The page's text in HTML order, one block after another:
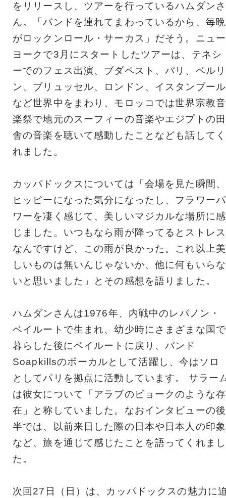
をリリースし、ツアーを行っているハムダンさ
ん。「バンドを連れてまわっているから、毎晩
がロックンロール・サーカス」だそう。ニュー
ヨークで3月にスタートしたツアーは、テネシ
ーでのフェス出演、ブダペスト、パリ、ベルリ
ン、ブリュッセル、ロンドン、イスタンブール
など世界中をまわり、モロッコでは世界宗教音
楽祭で地元のスーフィーの音楽やエジプトの田
舎の音楽を聴いて感動したことなども話してく
れました。
カッパドックスについては「会場を見た瞬間、
ヒッピーになった気分になったし、フラワーパ
ワーを凄く感じて、美しいマジカルな場所に感
じました。いつもなら雨が降ってるとストレス
なんですけど、この雨が良かった。これ以上美
しいものは無いんじゃないか、他に何もいらな
いと思いました」とその感想を語りました。
ハムダンさんは1976年、内戦中のレバノン・
ベイルートで生まれ、幼少時にさまざまな国で
暮らした後にベイルートに戻り、バンド
Soapkillsのボーカルとして活躍し、今はソロ
としてパリを拠点に活動しています。 サラー
は彼女について「アラブのビョークのような存
在」と称していました。なおインタビューの後
半では、以前来日した際の日本や日本人の印象
など、旅を通じて感じたことを語ってくれまし
た。
次回27日（日）は、カッパドックスの魅力に